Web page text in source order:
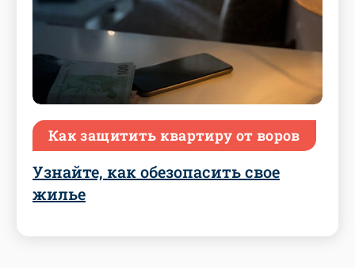
Как защитить квартиру от воров
Узнайте, как обезопасить свое
жилье